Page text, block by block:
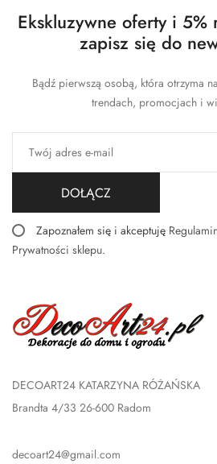
Ekskluzywne oferty i 5%
zapisz się do
Bądź pierwszą osobą, która otrzyma
trendach, promocjach i
DOŁĄCZ
Zapoznałem się i akceptuję
Prywatności sklepu.
DECOART24 KATARZYNA RÓŻAŃSKA
Brandta 4/33 26-600 Radom
decoart24@gmail.com